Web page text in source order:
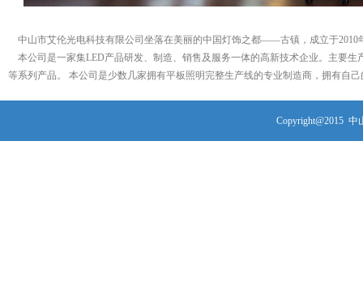
中山市艾伦光电科技有限公司坐落在美丽的中国灯饰之都——古镇，成立于2010
本公司是一家集LED产品研发、制造、销售及服务一体的高新技术企业。主要
等系列产品。 本公司是少数几家拥有平板照明完整生产线的专业制造商，拥有自
Copyright@2015